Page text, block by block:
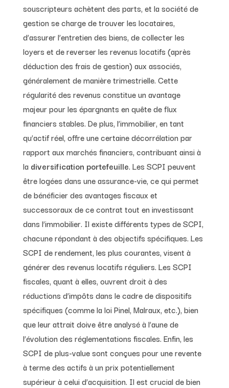
souscripteurs achètent des parts, et la société de
gestion se charge de trouver les locataires,
d’assurer l’entretien des biens, de collecter les
loyers et de reverser les revenus locatifs (après
déduction des frais de gestion) aux associés,
généralement de manière trimestrielle. Cette
régularité des revenus constitue un avantage
majeur pour les épargnants en quête de flux
financiers stables. De plus, l’immobilier, en tant
qu’actif réel, offre une certaine décorrélation par
rapport aux marchés financiers, contribuant ainsi à
la diversification portefeuille. Les SCPI peuvent
être logées dans une assurance-vie, ce qui permet
de bénéficier des avantages fiscaux et
successoraux de ce contrat tout en investissant
dans l’immobilier. Il existe différents types de SCPI,
chacune répondant à des objectifs spécifiques. Les
SCPI de rendement, les plus courantes, visent à
générer des revenus locatifs réguliers. Les SCPI
fiscales, quant à elles, ouvrent droit à des
réductions d’impôts dans le cadre de dispositifs
spécifiques (comme la loi Pinel, Malraux, etc.), bien
que leur attrait doive être analysé à l’aune de
l’évolution des réglementations fiscales. Enfin, les
SCPI de plus-value sont conçues pour une revente
à terme des actifs à un prix potentiellement
supérieur à celui d’acquisition. Il est crucial de bien